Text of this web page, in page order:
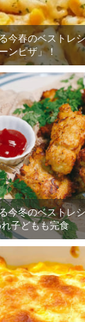
今春のベストレ
ンピザ」！
今冬のベストレ
子どもも完食